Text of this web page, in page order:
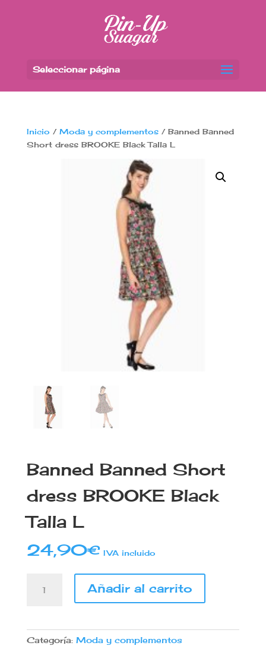
Seleccionar página
Inicio / Moda y complementos/ Banned Banned
Short dress BROOKE Black Talla L
Banned Banned Short
dress BROOKE Black
Talla L
24,90€ IVA incluido
Banned
BROOKE
Black
Añadir al carrito
Categoría: Moda y complementos